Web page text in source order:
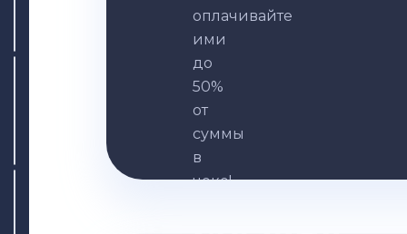
оплачивайте
ими
до
50%
от
суммы
в
чеке!
ВСЕГДА